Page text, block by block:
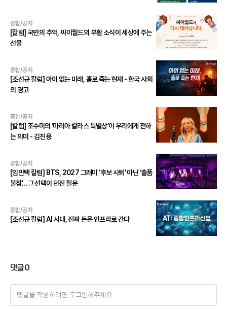
종합/공지
[칼럼] 국민의 추억, 싸이월드의 부활 소식이 세상에 주는
선물
종합/공지
[조선규 칼럼] 아이 없는 미래, 홀로 죽는 현재 - 한국 사회
의 경고
종합/공지
[칼럼] 조수미의 ‘마리아 칼라스 특별상’이 우리에게 전하
는 의미 - 김진용
종합/공지
[임만택 칼럼] BTS, 2027 그래미 ‘후보 사퇴’ 아닌 ‘출품
불참’…그 선택이 던진 질문
종합/공지
[조선규 칼럼] AI 시대, 진짜 돈은 인프라로 간다
댓글0
댓글을 작성하려면 로그인해주세요